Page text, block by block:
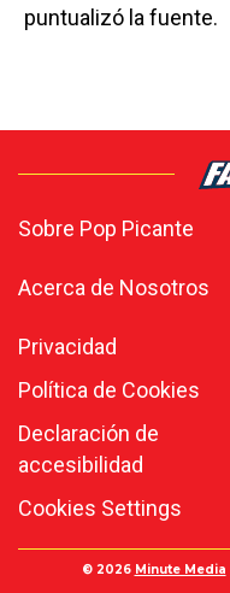
puntualizó la fuente.
Sobre Pop Picante
Acerca de Nosotros
Privacidad
Política de Cookies
Declaración de
accesibilidad
Cookies Settings
© 2026 Minute Media